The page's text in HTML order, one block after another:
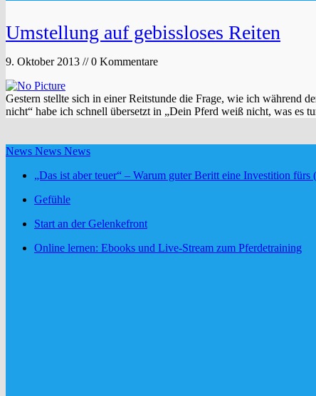
Umstellung auf gebissloses Reiten
9. Oktober 2013 // 0 Kommentare
Gestern stellte sich in einer Reitstunde die Frage, wie ich während
nicht“ habe ich schnell übersetzt in „Dein Pferd weiß nicht, was es
News News News
„Das ist aber teuer“ – Warum guter Beritt eine Investition fürs
Gefühle
Start an der Gelenkefront
Online lernen: Ebooks und Live-Stream zum Pferdetraining